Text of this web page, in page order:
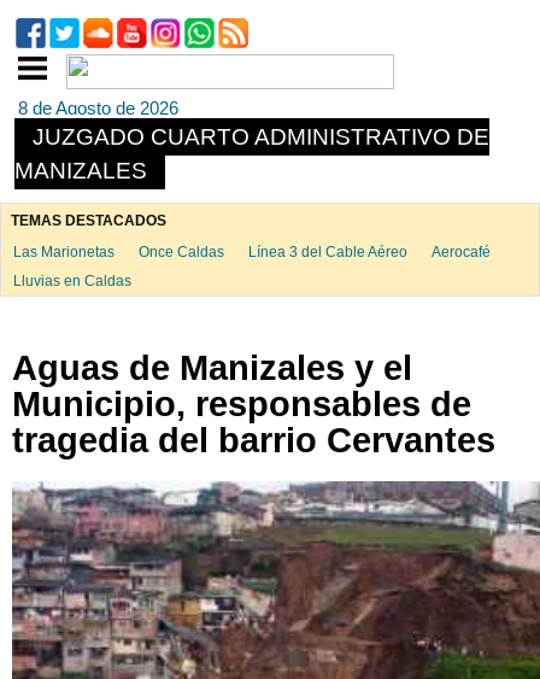
8 de Agosto de 2026
JUZGADO CUARTO ADMINISTRATIVO DE
MANIZALES
TEMAS DESTACADOS
Las Marionetas
Once Caldas Línea 3 del Cable Aéreo
Aerocafé
Lluvias en Caldas
Aguas de Manizales y el
Municipio, responsables de
tragedia del barrio Cervantes